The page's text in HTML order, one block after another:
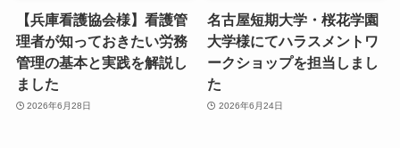
【兵庫看護協会様】看護管
理者が知っておきたい労務
管理の基本と実践を解説し
ました
2026年6月28日
名古屋短期大学・桜花学園
大学様にてハラスメントワ
ークショップを担当しまし
た
2026年6月24日